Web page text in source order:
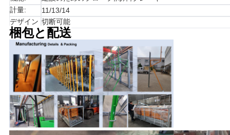
計量:
11/13/14
デザイン 切断可能
梱包と配送